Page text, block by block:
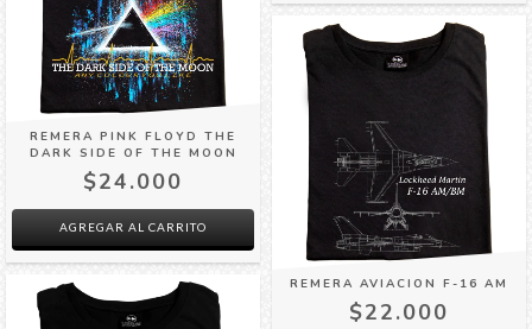
REMERA PINK FLOYD THE
DARK SIDE OF THE MOON
$24.000
AGREGAR AL CARRITO
REMERA AVIACION F-16 AM
$22.000